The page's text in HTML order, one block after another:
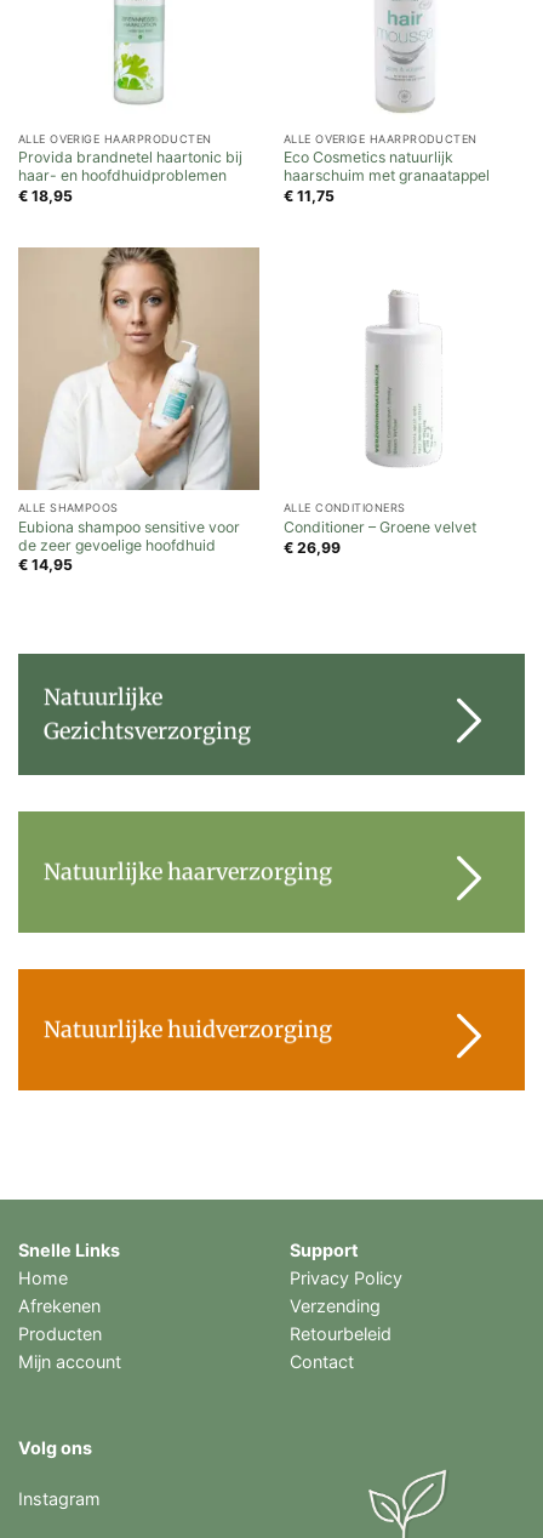
ALLE OVERIGE HAARPRODUCTEN
Provida brandnetel haartonic bij
haar- en hoofdhuidproblemen
€18,95
ALLE OVERIGE HAARPRODUCTEN
Eco Cosmetics natuurlijk
haarschuim met granaatappel
€11,75
ALLE SHAMPOOS
Eubiona shampoo sensitive voor
de zeer gevoelige hoofdhuid
€14,95
ALLE CONDITIONERS
Conditioner – Groene velvet
€26,99
Natuurlijke
Gezichtsverzorging
Natuurlijke haarverzorging
Natuurlijke huidverzorging
Snelle Links
Home
Afrekenen
Producten
Mijn account
Support
Privacy Policy
Verzending
Retourbeleid
Contact
Volg ons
Instagram